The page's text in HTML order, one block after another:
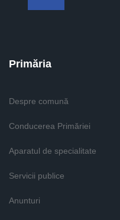
Primăria
Despre comună
Conducerea Primăriei
Aparatul de specialitate
Servicii publice
Anunturi